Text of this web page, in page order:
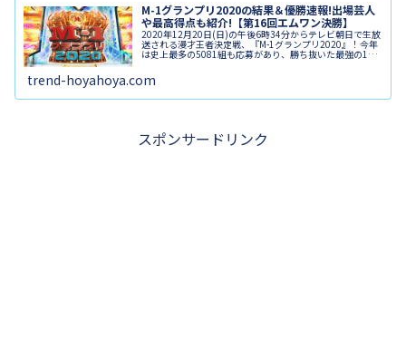
M-1グランプリ2020の結果＆優勝速報!出場芸人
や最高得点も紹介!【第16回エムワン決勝】
2020年12月20日(日)の午後6時34分からテレビ朝日で生放
送される漫才王者決定戦、『M-1グランプリ2020』！今年
は史上最多の5081組も応募があり、勝ち抜いた最強の10
組が激突します。準決勝を勝ち残った9組の芸人と敗者復活
trend-hoyahoya.com
スポンサードリンク